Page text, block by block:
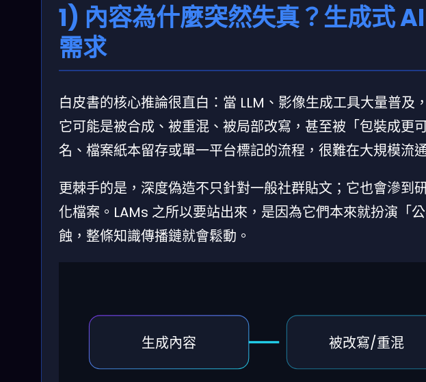
1) 內容為什麼突然失真？生成式
需求
白皮書的核心推論很直白：當 LLM、影像生成工具大量普及
它可能是被合成、被重混、被局部改寫，甚至被「包裝成更
名、檔案紙本留存或單一平台標記的流程，很難在大規模流
更棘手的是，深度偽造不只針對一般社群貼文；它也會滲到
化檔案。L​AMs 之所以要站出來，是因為它們本來就扮演「
蝕，整條知識傳播鏈就會鬆動。
生成內容 被改寫/重混